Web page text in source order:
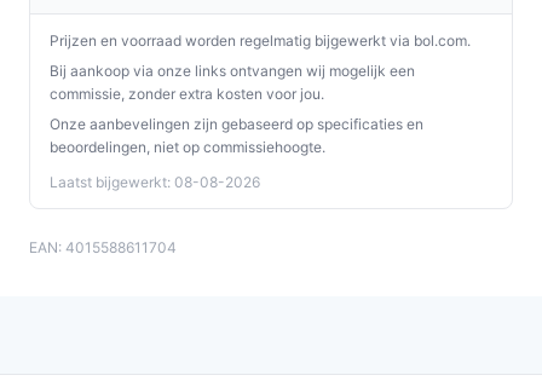
Prijzen en voorraad worden regelmatig bijgewerkt via bol.com.
Bij aankoop via onze links ontvangen wij mogelijk een
commissie, zonder extra kosten voor jou.
Onze aanbevelingen zijn gebaseerd op specificaties en
beoordelingen, niet op commissiehoogte.
Laatst bijgewerkt: 08-08-2026
EAN: 4015588611704